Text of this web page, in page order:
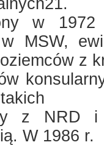
w 1972
MSW,
z
z NRD i
W 1986 r.